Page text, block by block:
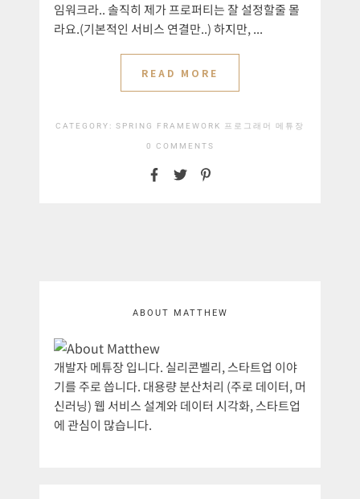
임워크라.. 솔직히 제가 프로퍼티는 잘 설정할줄 몰
라요.(기본적인 서비스 연결만..) 하지만, ...
READ MORE
CATEGORY: SPRING FRAMEWORK 프로그래머 메튜장
0 COMMENTS
ABOUT MATTHEW
개발자 메튜장 입니다. 실리콘벨리, 스타트업 이야
기를 주로 씁니다. 대용량 분산처리 (주로 데이터, 머
신러닝) 웹 서비스 설계와 데이터 시각화, 스타트업
에 관심이 많습니다.